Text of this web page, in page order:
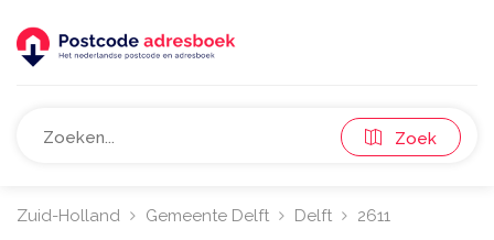
Zoek
Zuid-Holland Gemeente Delft Delft 2611